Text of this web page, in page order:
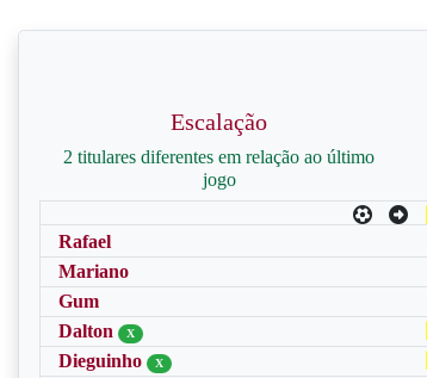
Escalação
2 titulares diferentes em relação ao último
jogo
Rafael
Mariano
Gum
Dalton
X
Dieguinho X